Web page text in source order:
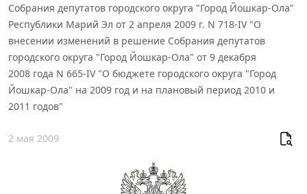
Собрания депутатов городского округа "Город Йошкар-Ола"
Республики Марий Эл от 2 апреля 2009 г. N 718-IV "О
внесении изменений в решение Собрания депутатов
городского округа "Город Йошкар-Ола" от 9 декабря
2008 года N 665-IV "О бюджете городского округа "Город
Йошкар-Ола" на 2009 год и на плановый период 2010 и
2011 годов"
2 мая 2009